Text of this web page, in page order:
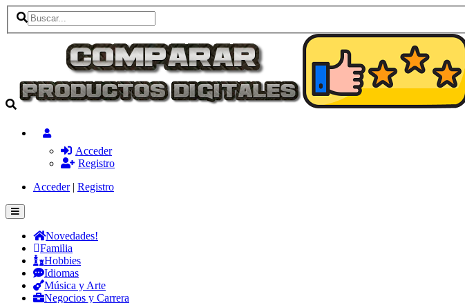
Acceder
Registro
Acceder| Registro
Novedades!
Familia
Hobbies
Idiomas
Música y Arte
Negocios y Carrera